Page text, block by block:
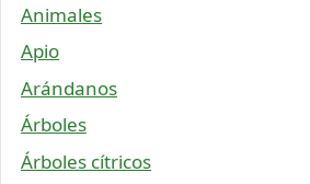
Animales
Apio
Arándanos
Árboles
Árboles cítricos